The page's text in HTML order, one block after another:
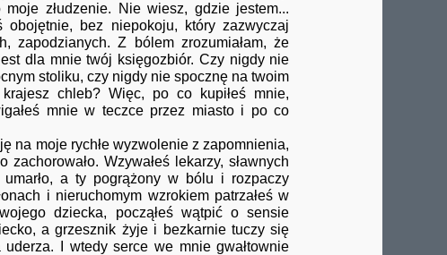
złudzenie. Nie wiesz, gdzie jestem...
obojętnie, bez niepokoju, który zazwyczaj
zapodzianych. Z bólem zrozumiałam, że
dla mnie twój księgozbiór. Czy nigdy nie
stoliku, czy nigdy nie spocznę na twoim
chleb? Więc, po co kupiłeś mnie,
mnie w teczce przez miasto i po co
moje rychłe wyzwolenie z zapomnienia,
Wzywałeś lekarzy, sławnych
a ty pogrążony w bólu i rozpaczy
i nieruchomym wzrokiem patrzałeś w
dziecka, począłeś wątpić o sensie
a grzesznik żyje i bezkarnie tuczy się
I wtedy serce we mnie gwałtownie